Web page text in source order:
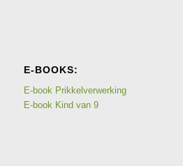
E-BOOKS:
E-book Prikkelverwerking
E-book Kind van 9